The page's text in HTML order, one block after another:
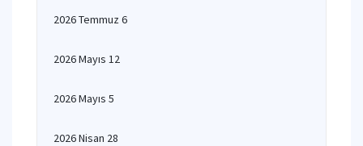
2026 Temmuz 6
2026 Mayıs 12
2026 Mayıs 5
2026 Nisan 28